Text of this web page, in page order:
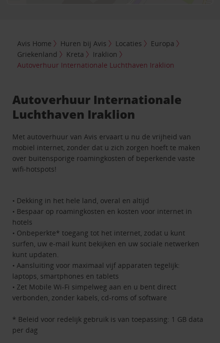
Avis Home Huren bij Avis Locaties
Europa
Griekenland
Kreta
Iraklion
Autoverhuur Internationale Luchthaven Iraklion
Autoverhuur Internationale
Luchthaven Iraklion
Met autoverhuur van Avis ervaart u nu de vrijheid van
mobiel internet, zonder dat u zich zorgen hoeft te maken
over buitensporige roamingkosten of beperkende vaste
wifi-hotspots!
• Dekking in het hele land, overal en altijd
• Bespaar op roamingkosten en kosten voor internet in
hotels
• Onbeperkte* toegang tot het internet, zodat u kunt
surfen, uw e-mail kunt bekijken en uw sociale netwerken
kunt updaten.
• Aansluiting voor maximaal vijf apparaten tegelijk:
laptops, smartphones en tablets
• Zet Mobile Wi-Fi simpelweg aan en u bent direct
verbonden, zonder kabels, cd-roms of software
* Beleid voor redelijk gebruik is van toepassing: 1 GB data
per dag